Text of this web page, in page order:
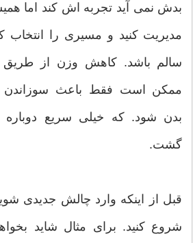
بدش نمی آید تجربه اش کند اما
مدیریت کنید و مسیری را انتخاب
سالم باشد. کاهش وزن از
ممکن است فقط باعث
بدن شود. که خیلی سریع دوباره
گشت.
قبل از اینکه وارد چالش جدیدی
شروع کنید. برای مثال شاید